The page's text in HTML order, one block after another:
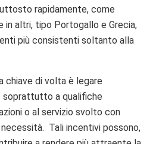
rapidamente, come
in altri, tipo Portogallo e Grecia,
più consistenti soltanto alla
chiave di volta è legare
soprattutto a qualifiche
o al servizio svolto con
Tali incentivi possono,